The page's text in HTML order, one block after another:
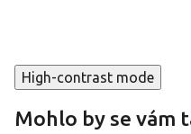
High-contrast mode
Mohlo by se vám